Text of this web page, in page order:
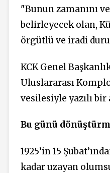
"Bunun zamanını
belirleyecek olan,
örgütlü ve iradi
KCK Genel
Uluslararası
vesilesiyle yazılı bir
Bu günü
1925’in 15
kadar uzayan